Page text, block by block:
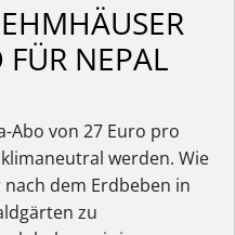
NEPAL
Abo von 27 Euro pro
werden. Wie
dem Erdbeben in
zu